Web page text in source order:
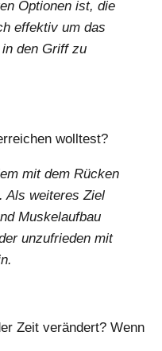
Optionen ist, die
effektiv um das
den Griff zu
wolltest?
mit dem Rücken
Als weiteres Ziel
Muskelaufbau
unzufrieden mit
Zeit verändert? Wenn